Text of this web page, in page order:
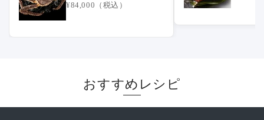
¥84,000（税込）
おすすめレシピ